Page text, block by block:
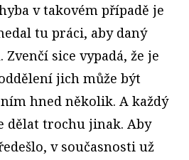
v takovém případě je
tu práci, aby daný
Zvenčí sice vypadá, že je
jich může být
hned několik. A každý
dělat trochu jinak. Aby
v současnosti už